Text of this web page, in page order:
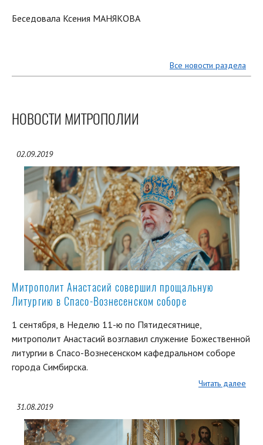
Беседовала Ксения МАНЯКОВА
Все новости раздела
НОВОСТИ МИТРОПОЛИИ
02.09.2019
Митрополит Анастасий совершил прощальную
Литургию в Спасо-Вознесенском соборе
1 сентября, в Неделю 11-ю по Пятидесятнице,
митрополит Анастасий возглавил служение Божественной
литургии в Спасо-Вознесенском кафедральном соборе
города Симбирска.
Читать далее
31.08.2019